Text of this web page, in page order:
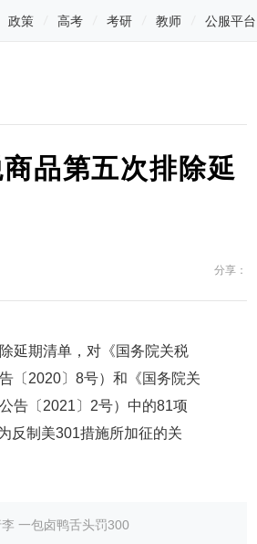
政策 高考 考研 教师 公服平台
品第五次排除延
分享：
延期清单，对《国务院关税
〔2020〕8号）和《国务院关
告〔2021〕2号）中的81项
反制美301措施所加征的关
一包卤鸭舌头罚300